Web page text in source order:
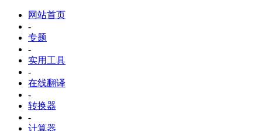
网站首页
-
专题
-
实用工具
-
在线翻译
-
转换器
-
计算器